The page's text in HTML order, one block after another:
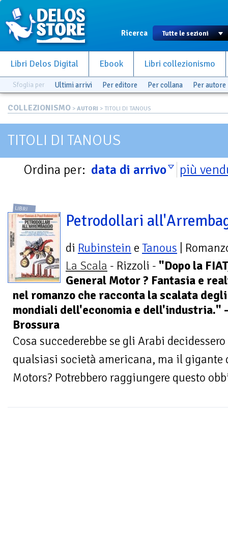
Ricerca
Libri Delos Digital Ebook Libri collezionismo
Sfoglia per Ultimi arrivi Per editore Per collana Per autore
COLLEZIONISMO > AUTORI > TITOLI DI TANOUS
TITOLI DI TANOUS
Ordina per: data di arrivo più
LIBRI
Petrodollari
di Rubinstein e Tanous |
La Scala - Rizzoli - "Dopo la
General Motor ? Fantasia e
nel romanzo che racconta la scalata
mondiali dell'economia e dell'industria." -
Brossura
Cosa succederebbe se gli Arabi
qualsiasi società americana, ma il gigante
Motors? Potrebbero raggiungere questo